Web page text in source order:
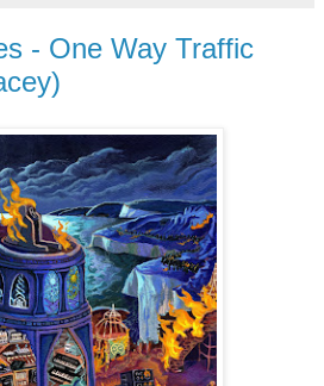
- One Way Traffic